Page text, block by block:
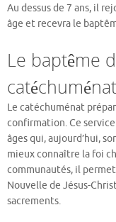
Au dessus de 7 ans, il
âge et recevra le
Le baptême
catéchuménat
Le catéchuménat
confirmation. Ce
âges qui, aujourd’hui,
mieux connaître la foi
communautés, il permet
Nouvelle de Jésus-
sacrements.